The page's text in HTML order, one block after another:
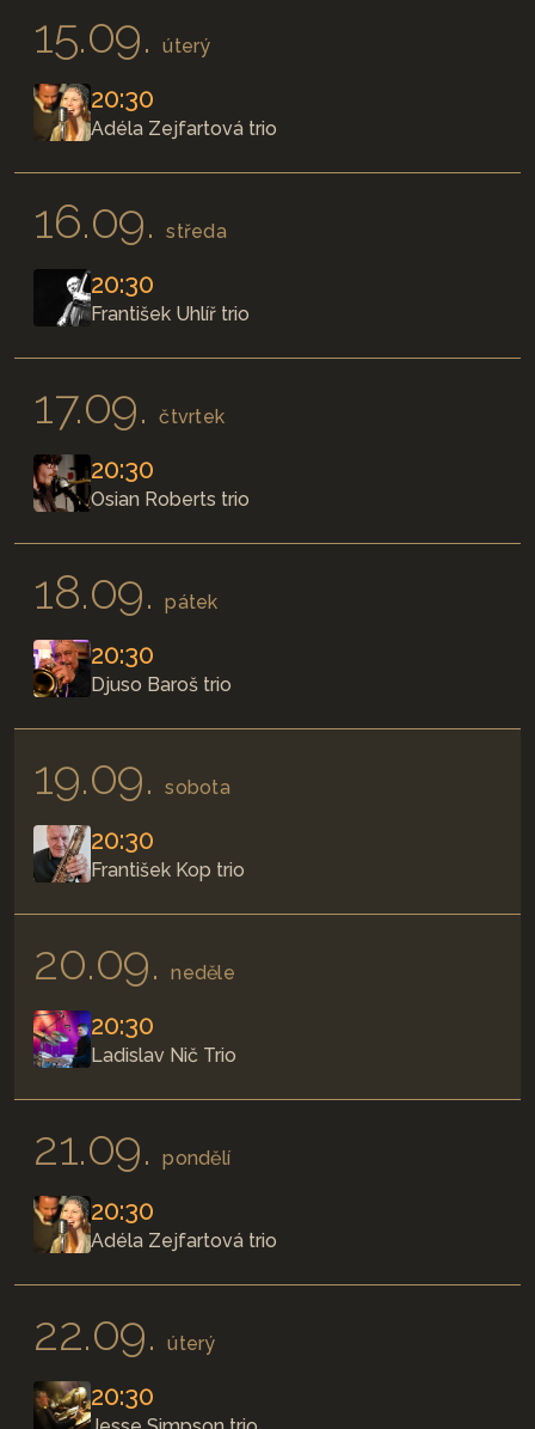
15.09.úterý
20:30
Adéla Zejfartová trio
16.09.středa
20:30
František Uhlíř trio
17.09.čtvrtek
20:30
Osian Roberts trio
18.09.pátek
20:30
Djuso Baroš trio
19.09.sobota
20:30
František Kop trio
20.09.neděle
20:30
Ladislav Nič Trio
21.09.pondělí
20:30
Adéla Zejfartová trio
22.09.úterý
20:30